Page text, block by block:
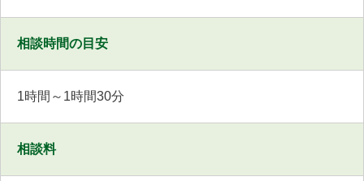
相談時間の目安
1時間～1時間30分
相談料